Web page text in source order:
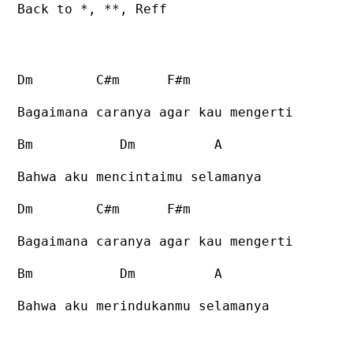
Back to *, **, Reff
Dm C#m F#m
Bagaimana caranya agar kau mengerti
Bm Dm A
Bahwa aku mencintaimu selamanya
Dm C#m F#m
Bagaimana caranya agar kau mengerti
Bm Dm A
Bahwa aku merindukanmu selamanya